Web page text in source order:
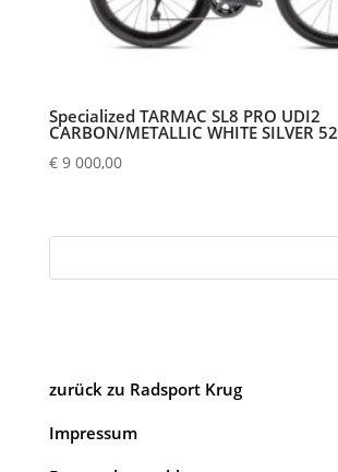
Specialized TARMAC SL8 PRO UDI2
CARBON/METALLIC WHITE SILVER 52
€9 000,00
zurück zu Radsport Krug
Impressum